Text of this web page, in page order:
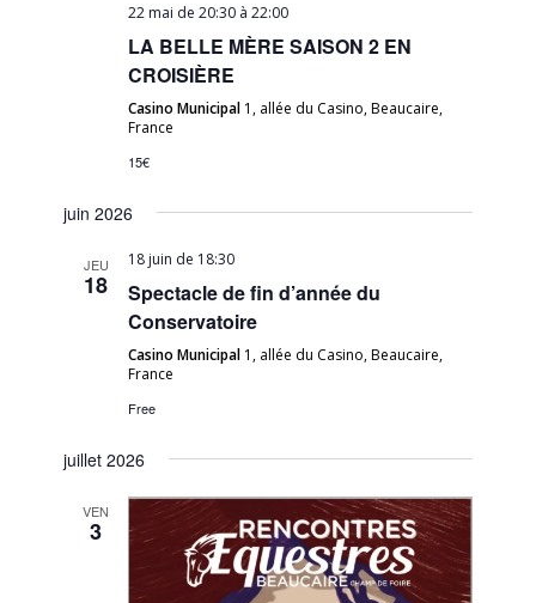
22 mai de 20:30 à22:00
LA BELLE MÈRE SAISON 2 EN
CROISIÈRE
Casino Municipal 1, allée du Casino, Beaucaire,
France
15€
juin 2026
JEU
18
18 juin de 18:30
Spectacle de fin d’année du
Conservatoire
Casino Municipal 1, allée du Casino, Beaucaire,
France
Free
juillet 2026
VEN
3